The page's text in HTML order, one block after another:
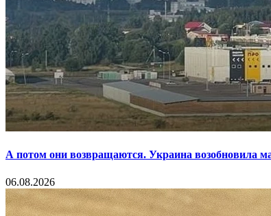
А потом они возвращаются. Украина возобновила
06.08.2026